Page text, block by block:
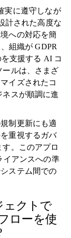
実に遵守しなが
計された高度な
への対応を簡
組織が GDPR
支援する AI コ
ールは、さまざ
イズされたコ
スが順調に進
制更新にも適
重視するガバ
。このアプロ
イアンスへの準
ステム間での
ェクトで
ローを使